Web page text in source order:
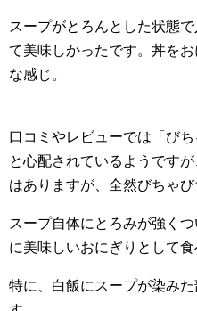
スープがとろんとした状態
て美味しかったです。丼を
な感じ。
口コミやレビューでは「び
と心配されているようです
はありますが、全然びちゃび
スープ自体にとろみが強く
に美味しいおにぎりとして食
特に、白飯にスープが染み